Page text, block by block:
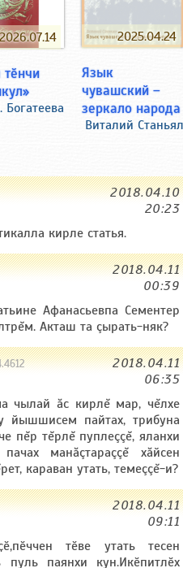
2026.07.14
Богатеева
2025.04.24
Язык
чувашский –
зеркало народа
Виталий Станьял
2018.04.10
20:23
кирле статья.
2018.04.11
00:39
Афанасьевпа Сементер
Акташ та çырать-няк?
2018.04.11
06:35
чылай ăс кирлĕ мар, чĕлхе
йышшисем пайтах, трибуна
пĕр тĕрлĕ пуплеççĕ, яланхи
манăçтараççĕ хăйсен
караван утать, темеççĕ-и?
2018.04.11
09:11
тӗве утать тесен
пуль паянхи кун.Икӗпитлӗх